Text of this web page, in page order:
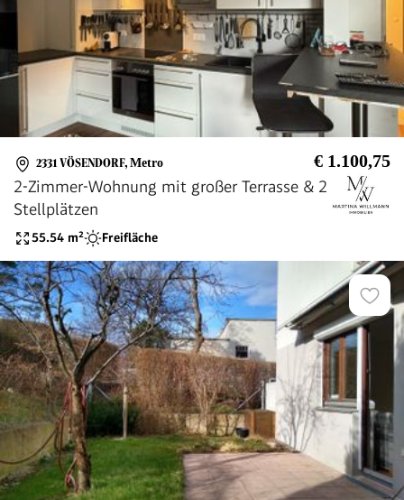
2331 VÖSENDORF, Metro € 1.100,75
2-Zimmer-Wohnung mit großer Terrasse & 2
Stellplätzen
55.54 m² Freifläche